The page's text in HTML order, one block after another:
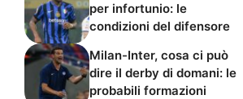
per infortunio: le
condizioni del difensore
Milan-Inter, cosa ci può
dire il derby di domani: le
probabili formazioni